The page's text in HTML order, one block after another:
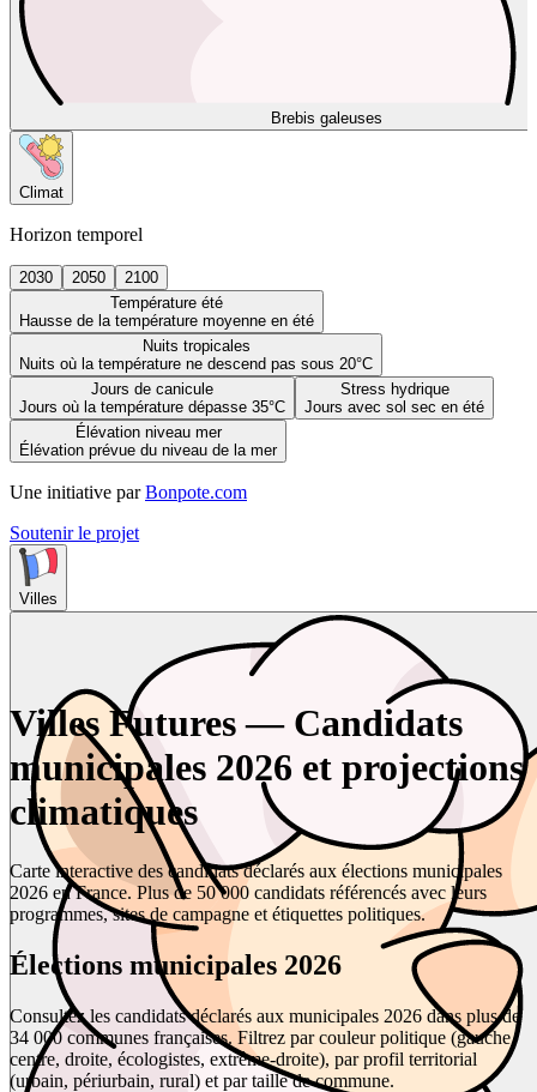
Brebis galeuses
Climat
Horizon temporel
2030 2050
2100
Température été
Hausse de la température moyenne en été
Nuits tropicales
Nuits où la température ne descend pas sous 20°C
Jours de canicule
Jours où la température dépasse 35°C
Stress hydrique
Jours avec sol sec en été
Élévation niveau mer
Élévation prévue du niveau de la mer
Une initiative par Bonpote.com
Soutenir le projet
Villes
Villes Futures — Candidats
municipales 2026 et projections
climatiques
Carte interactive des candidats déclarés aux élections municipales
2026 en France. Plus de 50 000 candidats référencés avec leurs
programmes, sites de campagne et étiquettes politiques.
Élections municipales 2026
Consultez les candidats déclarés aux municipales 2026 dans plus de
34 000 communes françaises. Filtrez par couleur politique (gauche,
centre, droite, écologistes, extrême-droite), par profil territorial
(urbain, périurbain, rural) et par taille de commune.